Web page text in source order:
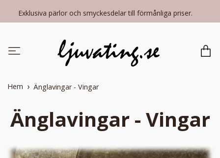
Exklusiva pärlor och smyckesdelar till förmånliga priser.
Hem Änglavingar - Vingar
Änglavingar - Vingar